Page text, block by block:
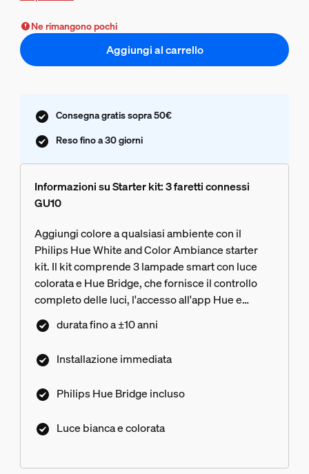
Ne rimangono pochi
Aggiungi al carrello
Consegna gratis sopra 50€
Reso fino a 30 giorni
Informazioni su Starter kit: 3 faretti connessi
GU10
Aggiungi colore a qualsiasi ambiente con il
Philips Hue White and Color Ambiance starter
kit. Il kit comprende 3 lampade smart con luce
colorata e Hue Bridge, che fornisce il controllo
completo delle luci, l'accesso all'app Hue e
infinite funzionalità.
durata fino a ±10 anni
Installazione immediata
Philips Hue Bridge incluso
Luce bianca e colorata